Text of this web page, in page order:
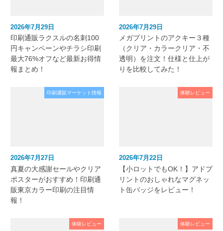
2026年7月29日
印刷通販ラクスルの名刺100
円キャンペーンやチラシ印刷
最大76%オフなど最新お得情
報まとめ！
2026年7月29日
メガプリントのアクキー３種
（クリア・カラークリア・不
透明）を注文！仕様と仕上が
りを比較してみた！
印刷通販マーケット情報
2026年7月27日
真夏の大感謝セールやクリア
ポスターがおすすめ！印刷通
販東京カラー印刷の注目情
報！
体験レビュー
2026年7月22日
【小ロットでもOK！】アドプ
リントのおしゃれなマグネッ
ト缶バッジをレビュー！
体験レビュー 体験レビュー